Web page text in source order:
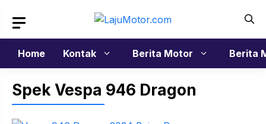
isi
Home
Kontak Berita Motor Berita
Spek Vespa 946 Dragon